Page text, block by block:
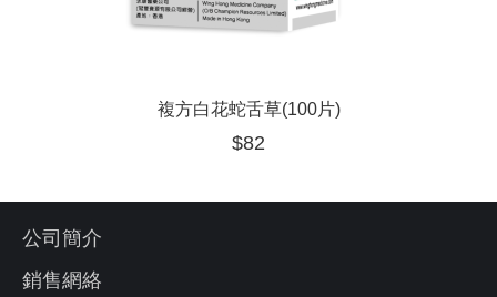
複方白花蛇舌草(100片)
$82
公司簡介
銷售網絡